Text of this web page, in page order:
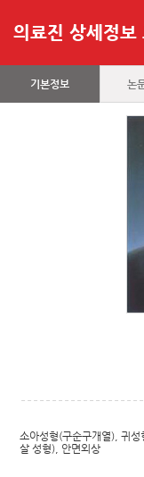
의료진 상세정보
기본정보 논
소아성형(구순구개열), 귀
살 성형), 안면외상